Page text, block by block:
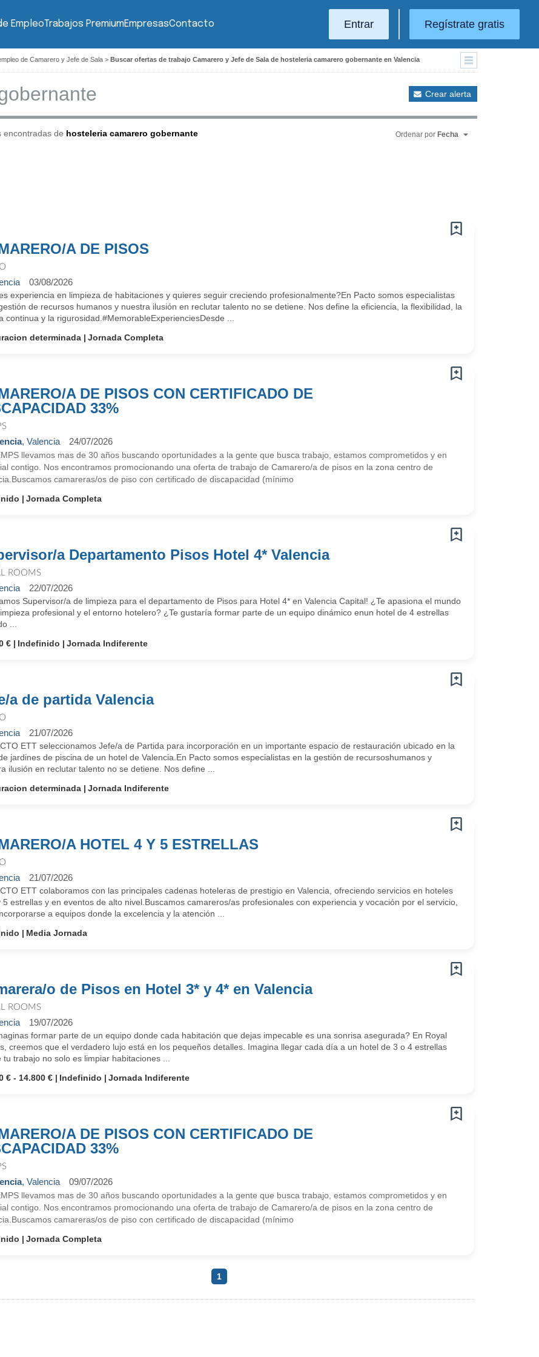
EmpleoTrabajos PremiumEmpresasContacto Entrar Regístrate gratis
de Camarero y Jefe de Sala > Buscar ofertas de trabajo Camarero y Jefe de Sala de hosteleria camarero gobernante en Valencia
Crear alerta
de hosteleria camarero gobernante Ordenar por Fecha
A DE PISOS
03/08/2026
experiencia en limpieza de habitaciones y quieres seguir creciendo profesionalmente?En Pacto somos especialistas
de recursos humanos y nuestra ilusión en reclutar talento no se detiene. Nos define la eficiencia, la flexibilidad, la
continua y la rigurosidad.#MemorableExperienciesDesde ...
determinada
Jornada Completa
A DE PISOS CON CERTIFICADO DE
33%
, Valencia 24/07/2026
llevamos mas de 30 años buscando oportunidades a la gente que busca trabajo, estamos comprometidos y en
contigo. Nos encontramos promocionando una oferta de trabajo de Camarero/a de pisos en la zona centro de
camareras/os de piso con certificado de discapacidad (mínimo
Jornada Completa
a Departamento Pisos Hotel 4* Valencia
ROOMS
22/07/2026
Supervisor/a de limpieza para el departamento de Pisos para Hotel 4* en Valencia Capital! ¿Te apasiona el mundo
profesional y el entorno hotelero? ¿Te gustaría formar parte de un equipo dinámico enun hotel de 4 estrellas
...
€
Indefinido Jornada Indiferente
a de partida Valencia
21/07/2026
ETT seleccionamos Jefe/a de Partida para incorporación en un importante espacio de restauración ubicado en la
jardines de piscina de un hotel de Valencia.En Pacto somos especialistas en la gestión de recursoshumanos y
ilusión en reclutar talento no se detiene. Nos define ...
determinada
Jornada Indiferente
A HOTEL 4 Y 5 ESTRELLAS
21/07/2026
ETT colaboramos con las principales cadenas hoteleras de prestigio en Valencia, ofreciendo servicios en hoteles
5 estrellas y en eventos de alto nivel.Buscamos camareros/as profesionales con experiencia y vocación por el servicio,
a equipos donde la excelencia y la atención ...
Media Jornada
o de Pisos en Hotel 3* y 4* en Valencia
ROOMS
19/07/2026
formar parte de un equipo donde cada habitación que dejas impecable es una sonrisa asegurada? En Royal
creemos que el verdadero lujo está en los pequeños detalles. Imagina llegar cada día a un hotel de 3 o 4 estrellas
tu trabajo no solo es limpiar habitaciones ...
€ - 14.800 €
Indefinido Jornada Indiferente
A DE PISOS CON CERTIFICADO DE
33%
, Valencia 09/07/2026
llevamos mas de 30 años buscando oportunidades a la gente que busca trabajo, estamos comprometidos y en
contigo. Nos encontramos promocionando una oferta de trabajo de Camarero/a de pisos en la zona centro de
camareras/os de piso con certificado de discapacidad (mínimo
Jornada Completa
1